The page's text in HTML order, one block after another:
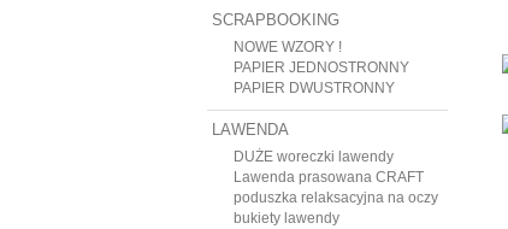
SCRAPBOOKING
NOWE WZORY !
PAPIER JEDNOSTRONNY
PAPIER DWUSTRONNY
LAWENDA
DUŻE woreczki lawendy
Lawenda prasowana CRAFT
poduszka relaksacyjna na oczy
bukiety lawendy